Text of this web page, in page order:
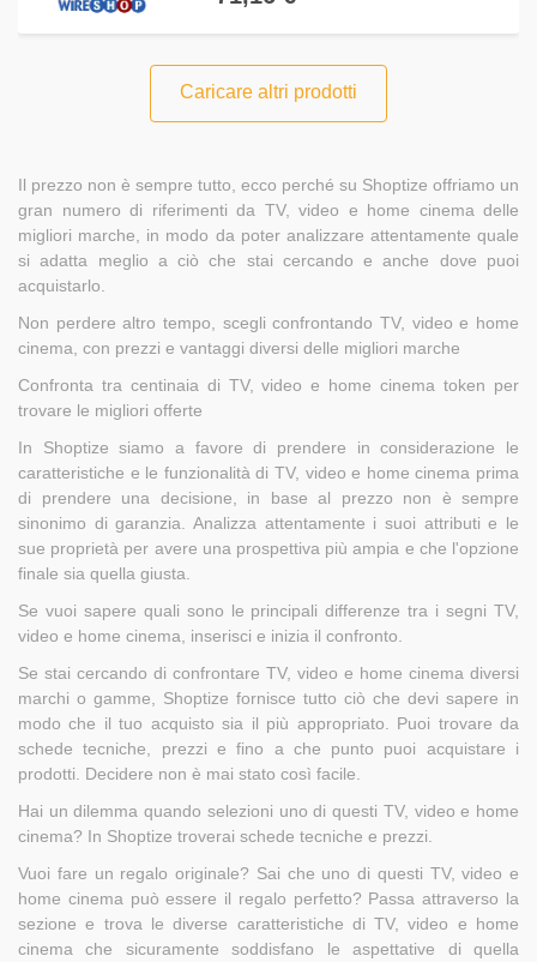
Caricare altri prodotti
Il prezzo non è sempre tutto, ecco perché su Shoptize offriamo un
gran numero di riferimenti da TV, video e home cinema delle
migliori marche, in modo da poter analizzare attentamente quale
si adatta meglio a ciò che stai cercando e anche dove puoi
acquistarlo.
Non perdere altro tempo, scegli confrontando TV, video e home
cinema, con prezzi e vantaggi diversi delle migliori marche
Confronta tra centinaia di TV, video e home cinema token per
trovare le migliori offerte
In Shoptize siamo a favore di prendere in considerazione le
caratteristiche e le funzionalità di TV, video e home cinema prima
di prendere una decisione, in base al prezzo non è sempre
sinonimo di garanzia. Analizza attentamente i suoi attributi e le
sue proprietà per avere una prospettiva più ampia e che l'opzione
finale sia quella giusta.
Se vuoi sapere quali sono le principali differenze tra i segni TV,
video e home cinema, inserisci e inizia il confronto.
Se stai cercando di confrontare TV, video e home cinema diversi
marchi o gamme, Shoptize fornisce tutto ciò che devi sapere in
modo che il tuo acquisto sia il più appropriato. Puoi trovare da
schede tecniche, prezzi e fino a che punto puoi acquistare i
prodotti. Decidere non è mai stato così facile.
Hai un dilemma quando selezioni uno di questi TV, video e home
cinema? In Shoptize troverai schede tecniche e prezzi.
Vuoi fare un regalo originale? Sai che uno di questi TV, video e
home cinema può essere il regalo perfetto? Passa attraverso la
sezione e trova le diverse caratteristiche di TV, video e home
cinema che sicuramente soddisfano le aspettative di quella